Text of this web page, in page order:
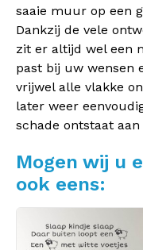
saaie muur op een
Dankzij de vele
zit er altijd wel een
past bij uw wensen
vrijwel alle vlakke
later weer
schade ontstaat
Mogen wij u
ook eens: